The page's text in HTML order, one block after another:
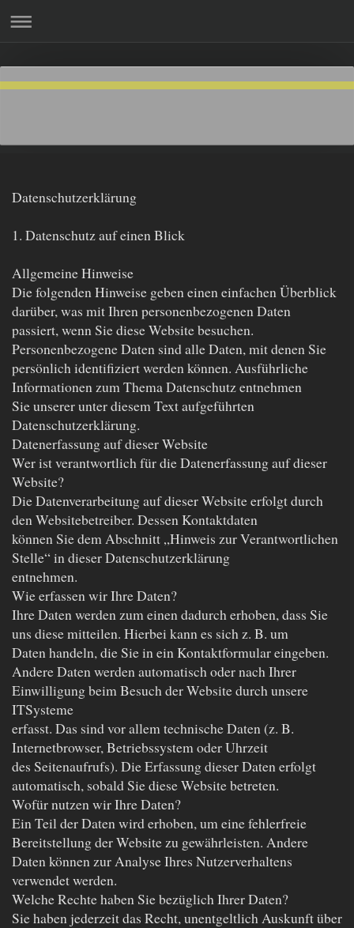
Datenschutzerklärung
1. Datenschutz auf einen Blick
Allgemeine Hinweise
Die folgenden Hinweise geben einen einfachen Überblick
darüber, was mit Ihren personenbezogenen Daten
passiert, wenn Sie diese Website besuchen.
Personenbezogene Daten sind alle Daten, mit denen Sie
persönlich identifiziert werden können. Ausführliche
Informationen zum Thema Datenschutz entnehmen
Sie unserer unter diesem Text aufgeführten
Datenschutzerklärung.
Datenerfassung auf dieser Website
Wer ist verantwortlich für die Datenerfassung auf dieser
Website?
Die Datenverarbeitung auf dieser Website erfolgt durch
den Websitebetreiber. Dessen Kontaktdaten
können Sie dem Abschnitt „Hinweis zur Verantwortlichen
Stelle“ in dieser Datenschutzerklärung
entnehmen.
Wie erfassen wir Ihre Daten?
Ihre Daten werden zum einen dadurch erhoben, dass Sie
uns diese mitteilen. Hierbei kann es sich z. B. um
Daten handeln, die Sie in ein Kontaktformular eingeben.
Andere Daten werden automatisch oder nach Ihrer
Einwilligung beim Besuch der Website durch unsere
ITSysteme
erfasst. Das sind vor allem technische Daten (z. B.
Internetbrowser, Betriebssystem oder Uhrzeit
des Seitenaufrufs). Die Erfassung dieser Daten erfolgt
automatisch, sobald Sie diese Website betreten.
Wofür nutzen wir Ihre Daten?
Ein Teil der Daten wird erhoben, um eine fehlerfreie
Bereitstellung der Website zu gewährleisten. Andere
Daten können zur Analyse Ihres Nutzerverhaltens
verwendet werden.
Welche Rechte haben Sie bezüglich Ihrer Daten?
Sie haben jederzeit das Recht, unentgeltlich Auskunft über